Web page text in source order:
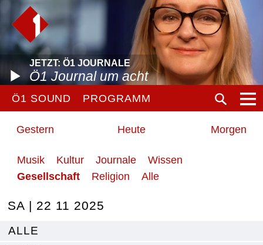
JETZT: Ö1 JOURNALE
Ö1 Journal um acht
Ö1 SOUND PROGRAMM
Gestern Heute Morgen
Musik Kultur Journale
Wissen
Gesellschaft
Religion Alle
SA | 22 11 2025
ALLE